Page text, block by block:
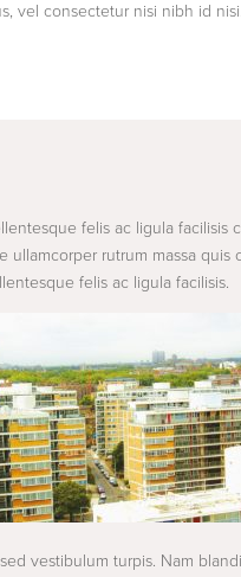
vel consectetur nisi nibh id nisi.
felis ac ligula facilisis
ullamcorper rutrum massa quis
felis ac ligula facilisis.
vestibulum turpis. Nam